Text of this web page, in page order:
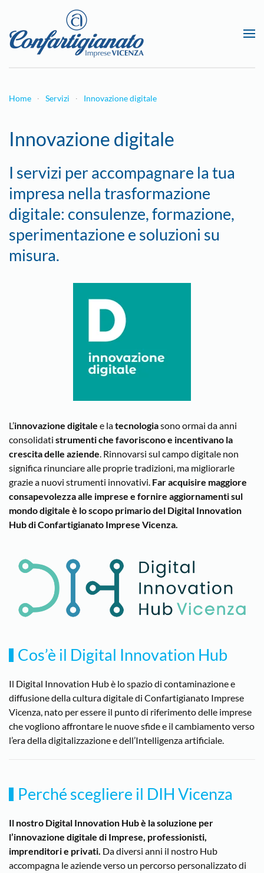
Passa al contenuto principale
Home Servizi Innovazione digitale
Innovazione digitale
I servizi per accompagnare la tua
impresa nella trasformazione
digitale: consulenze, formazione,
sperimentazione e soluzioni su
misura.
L’innovazione digitale e latecnologiasono ormai da anni
consolidati strumenti che favoriscono e incentivano la
crescita delle aziende. Rinnovarsi sul campo digitale non
significa rinunciare alle proprie tradizioni, ma migliorarle
grazie a nuovi strumenti innovativi. Far acquisire maggiore
consapevolezza alle imprese e fornire aggiornamenti sul
mondo digitale è lo scopo primario del Digital Innovation
Hub di Confartigianato Imprese Vicenza.
Cos’è il Digital Innovation Hub
Il Digital Innovation Hub è lo spazio di contaminazione e
diffusione della cultura digitale di Confartigianato Imprese
Vicenza, nato per essere il punto di riferimento delle imprese
che vogliono affrontare le nuove sfide e il cambiamento verso
l’era della digitalizzazione e dell’Intelligenza artificiale.
Perché scegliere il DIH Vicenza
Il nostro Digital Innovation Hub è la soluzione per
l’innovazione digitale di Imprese, professionisti,
imprenditori e privati. Da diversi anni il nostro Hub
accompagna le aziende verso un percorso personalizzato di